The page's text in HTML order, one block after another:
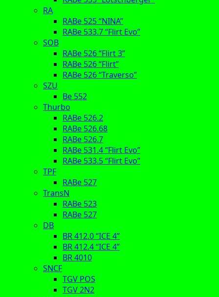
RA
RABe 525 “NINA”
RABe 533.7 “Flirt Evo”
SOB
RABe 526 “Flirt 3”
RABe 526 “Flirt”
RABe 526 “Traverso”
SZU
Be 552
Thurbo
RABe 526.2
RABe 526.68
RABe 526.7
RABe 531.4 “Flirt Evo”
RABe 533.5 “Flirt Evo”
TPF
RABe 527
TransN
RABe 523
RABe 527
DB
BR 412.0 “ICE 4”
BR 412.4 “ICE 4”
BR 4010
SNCF
TGV POS
TGV 2N2